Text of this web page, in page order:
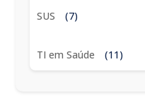
SUS (7)
TI em Saúde (11)